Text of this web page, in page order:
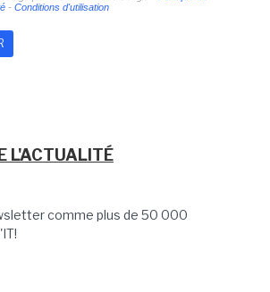
- Conditions d'utilisation
L'ACTUALITÉ
comme plus de 50 000